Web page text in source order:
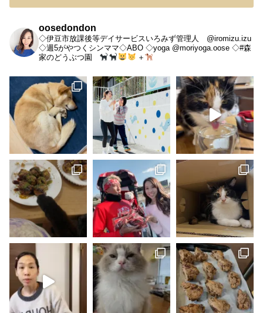
oosedondon
◇伊豆市放課後等デイサービスいろみず管理人 @iromizu.izu
◇週5がやつくシンママ◇ABO ◇yoga @moriyoga.oose ◇#森
家のどうぶつ園
＋